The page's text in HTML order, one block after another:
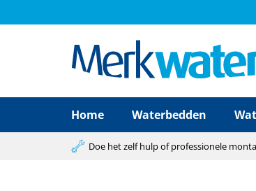
Home Waterbedden
Doe het zelf hulp of professionele